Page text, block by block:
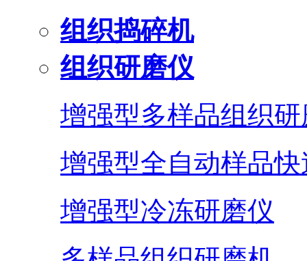
组织捣碎机
组织研磨仪
增强型多样品组织
增强型全自动样品
增强型冷冻研磨仪